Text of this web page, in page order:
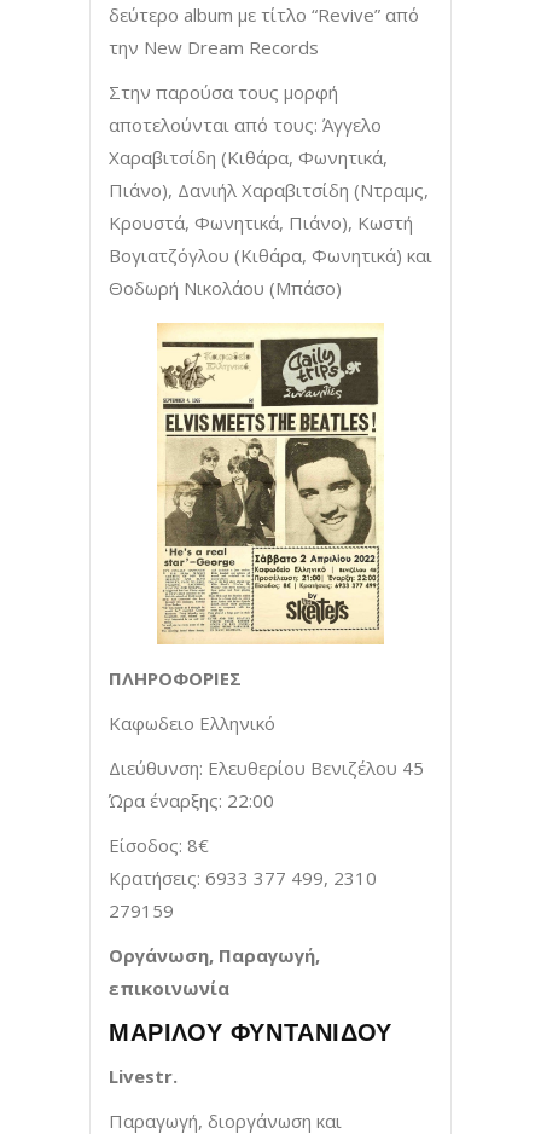
δεύτερο album με τίτλο “Revive” από
την New Dream Records
Στην παρούσα τους μορφή
αποτελούνται από τους: Άγγελο
Χαραβιτσίδη (Κιθάρα, Φωνητικά,
Πιάνο), Δανιήλ Χαραβιτσίδη (Ντραμς,
Κρουστά, Φωνητικά, Πιάνο), Κωστή
Βογιατζόγλου (Κιθάρα, Φωνητικά) και
Θοδωρή Νικολάου (Μπάσο)
ΠΛΗΡΟΦΟΡΙΕΣ
Καφωδειο Ελληνικό
Διεύθυνση: Ελευθερίου Βενιζέλου 45
Ώρα έναρξης: 22:00
Είσοδος: 8€
Κρατήσεις: 6933 377 499, 2310
279159
Οργάνωση, Παραγωγή,
επικοινωνία
ΜΑΡΙΛΟΥ ΦΥΝΤΑΝΙΔΟΥ
Livestr.
Παραγωγή, διοργάνωση και